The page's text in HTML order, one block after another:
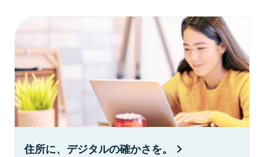
住所に、デジタルの確かさを。